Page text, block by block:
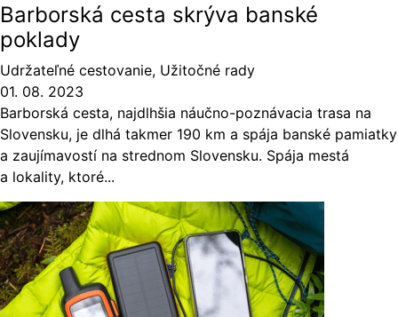
Barborská cesta skrýva banské
poklady
Udržateľné cestovanie, Užitočné rady
01. 08. 2023
Barborská cesta, najdlhšia náučno-poznávacia trasa na
Slovensku, je dlhá takmer 190 km a spája banské pamiatky
a zaujímavostí na strednom Slovensku. Spája mestá
a lokality, ktoré...